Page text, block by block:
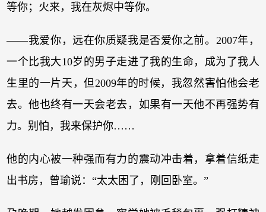
等你；火来，我在灰烬中等你。
——我爱你，远在你质疑我是否爱你之前。2007年，
一个比我大10岁的男子走进了我的生命，成为了我人
生里的一片天，但2009年的时候，我忽然害怕他会老
去。他也终有一天会老去，如果有一天他不再强势有
力。别怕，我来保护你……
他的内心被一种强而有力的震动冲击着，拿着信纸走
出书房，曾瑜说：“太太困了，刚回卧室。”